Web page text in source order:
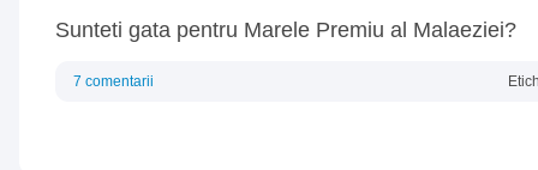
Sunteti gata pentru Marele Premiu al Malaeziei?
7 comentarii